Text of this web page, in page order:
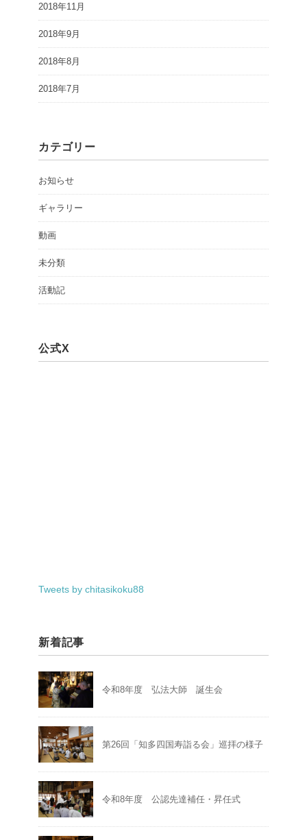
2018年11月
2018年9月
2018年8月
2018年7月
カテゴリー
お知らせ
ギャラリー
動画
未分類
活動記
公式X
Tweets by chitasikoku88
新着記事
令和8年度 弘法大師 誕生会
第26回「知多四国寿詣る会」巡拝の様子
令和8年度 公認先達補任・昇任式